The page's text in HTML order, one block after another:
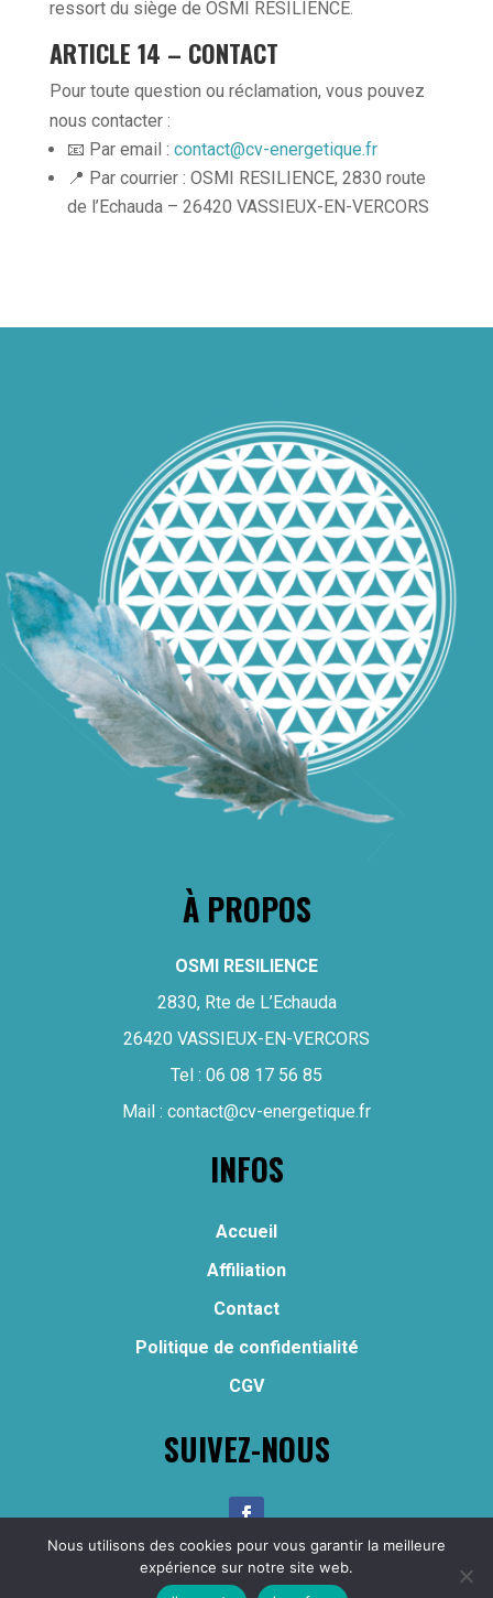
ressort du siège de OSMI RESILIENCE.
ARTICLE 14 – CONTACT
Pour toute question ou réclamation, vous pouvez
nous contacter :
📧 Par email : contact@cv-energetique.fr
📍 Par courrier : OSMI RESILIENCE, 2830 route
de l’Echauda – 26420 VASSIEUX-EN-VERCORS
À PROPOS
OSMI RESILIENCE
2830, Rte de L’Echauda
26420 VASSIEUX-EN-VERCORS
Tel : 06 08 17 56 85
Mail : contact@cv-energetique.fr
INFOS
Accueil
Affiliation
Contact
Politique de confidentialité
CGV
SUIVEZ-NOUS
Copyright © 2024 – Osmi Resilience – Tous droits
réservés –Mentions légales
Nous utilisons des cookies pour vous garantir la meilleure
expérience sur notre site web.